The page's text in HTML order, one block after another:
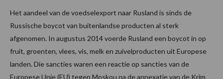
Het aandeel van de voedselexport naar Rusland is sinds de
Russische boycot van buitenlandse producten al sterk
afgenomen. In augustus 2014 voerde Rusland een boycot in op
fruit, groenten, vlees, vis, melk en zuivelproducten uit Europese
landen. Die sancties waren een reactie op sancties van de
Europese Unie (EU) tegen Moskou na de annexatie van de Krim